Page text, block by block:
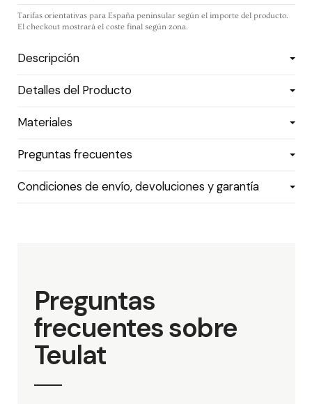
Tarifas orientativas para España peninsular según el importe del producto.
El checkout mostrará el coste final según zona.
Descripción
Detalles del Producto
Materiales
Preguntas frecuentes
Condiciones de envío, devoluciones y garantía
Preguntas
frecuentes sobre
Teulat